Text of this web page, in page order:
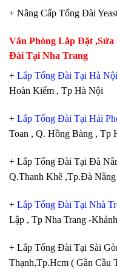
+ Nâng Cấp Tổng Đài
Văn Phòng Lắp Đặt
Đài Tại Nha Trang
+ Lắp Tổng Đài Tại Hà Nội
Hoàn Kiếm , Tp Hà Nội
+ Lắp Tổng Đài Tại Hải
Toan , Q. Hồng Bàng , Tp
+ Lắp Tổng Đài Tại Đà
Q.Thanh Khê ,Tp.Đà Nẵng
+ Lắp Tổng Đài Tại Nhà
Lập , Tp Nha Trang -
+ Lắp Tổng Đài Tại Sài
Thạnh,Tp.Hcm ( Gần Cầu